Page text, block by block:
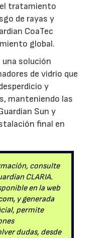
tratamiento
de rayas y
CoaTec
global.
una solución
de vidrio que
y
manteniendo las
Sun y
final en
consulte
CLARIA.
en la web
y generada
permite
dudas, desde